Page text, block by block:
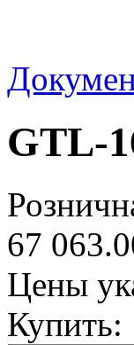
GTL-
67
Цены
Купить: